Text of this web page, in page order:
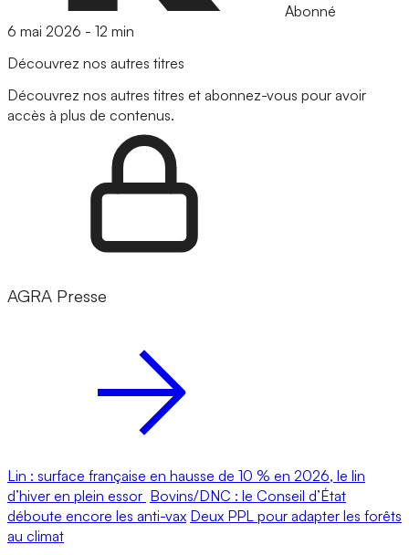
Abonné
6 mai 2026 - 12 min
Découvrez nos autres titres
Découvrez nos autres titres et abonnez-vous pour avoir
accès à plus de contenus.
AGRA Presse
Lin : surface française en hausse de 10 % en 2026, le lin
d’hiver en plein essor Bovins/DNC : le Conseil d’État
déboute encore les anti-vax Deux PPL pour adapter les forêts
au climat